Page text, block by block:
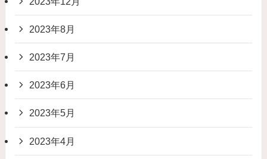
2023年8月
2023年7月
2023年6月
2023年5月
2023年4月